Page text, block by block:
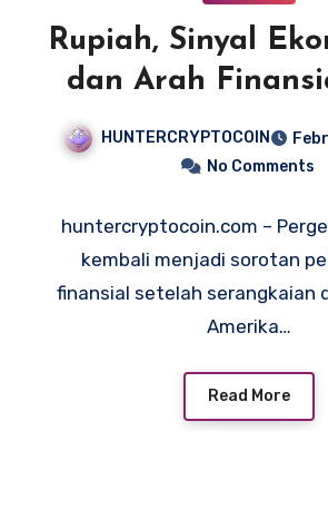
Rupiah, Sinyal
dan Arah
HUNTERCRYPTOCOIN
No Comments
huntercryptocoin.com –
kembali menjadi sorotan
finansial setelah serangkaian
Amerika…
Read More